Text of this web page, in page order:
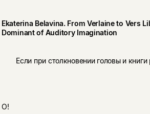
Ekaterina Belavina. From Verlaine to Vers
Dominant of Auditory Imagination
Если при столкновении головы и
О!